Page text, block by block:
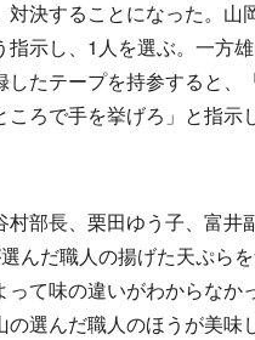
対決することになった。山
指示し、1人を選ぶ。一方
したテープを持参すると、
ころで手を挙げろ」と指示
部長、栗田ゆう子、富井
んだ職人の揚げた天ぷら
って味の違いがわからなか
の選んだ職人のほうが美味